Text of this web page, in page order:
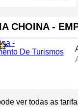
CHOINA -
ver todas as